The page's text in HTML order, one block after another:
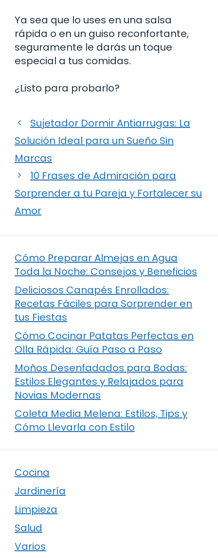
Ya sea que lo uses en una salsa
rápida o en un guiso reconfortante,
seguramente le darás un toque
especial a tus comidas.
¿Listo para probarlo?
Sujetador Dormir Antiarrugas: La
Solución Ideal para un Sueño Sin
Marcas
10 Frases de Admiración para
Sorprender a tu Pareja y Fortalecer su
Amor
Cómo Preparar Almejas en Agua
Toda la Noche: Consejos y Beneficios
Deliciosos Canapés Enrollados:
Recetas Fáciles para Sorprender en
tus Fiestas
Cómo Cocinar Patatas Perfectas en
Olla Rápida: Guía Paso a Paso
Moños Desenfadados para Bodas:
Estilos Elegantes y Relajados para
Novias Modernas
Coleta Media Melena: Estilos, Tips y
Cómo Llevarla con Estilo
Cocina
Jardinería
Limpieza
Salud
Varios